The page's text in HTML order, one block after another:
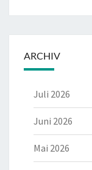
ARCHIV
Juli 2026
Juni 2026
Mai 2026